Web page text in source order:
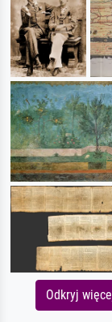
Odkryj